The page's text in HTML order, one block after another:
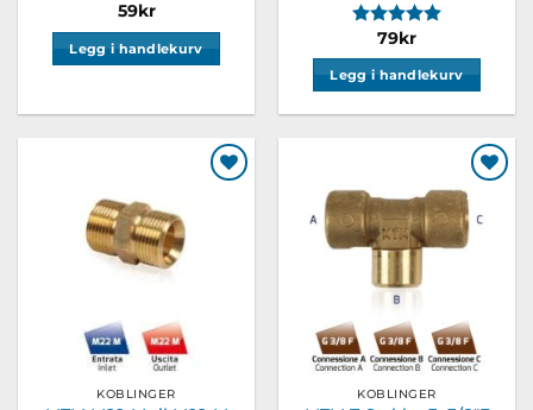
59kr
Legg i handlekurv
Karakter:
79kr
Legg i handlekurv
ønskeliste
KOBLINGER
Legg til
ønskeliste
KOBLINGER